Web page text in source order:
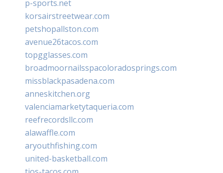
p-sports.net
korsairstreetwear.com
petshopallston.com
avenue26tacos.com
topgglasses.com
broadmoornailsspacoloradosprings.com
missblackpasadena.com
anneskitchen.org
valenciamarketytaqueria.com
reefrecordsllc.com
alawaffle.com
aryouthfishing.com
united-basketball.com